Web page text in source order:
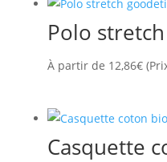
Polo stretch
À partir de 12,86€
Casquette